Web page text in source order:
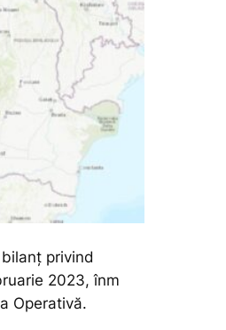
privind
2023, înm
Operativă.